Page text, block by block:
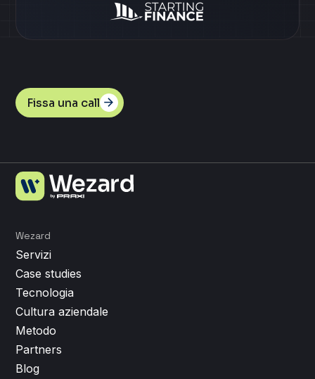
Fissa una call
Wezard
Servizi
Case studies
Tecnologia
Cultura aziendale
Metodo
Partners
Blog